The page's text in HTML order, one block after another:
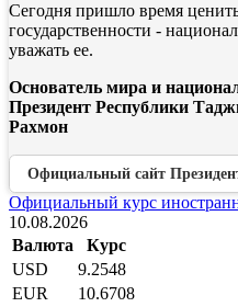
Сегодня пришло время
государственности -
уважать ее.
Основатель мира и
Президент Республики
Рахмон
Официальный сайт
Официальный курс
10.08.2026
Валюта
Курс
USD
9.2548
EUR
10.6708